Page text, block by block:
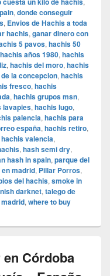
, donde conseguir
, Envios de Hachis a toda
hachis, ganar dinero con
5 pavos, hachis 50
hachis años 1980, hachis
, hachis del moro, hachis
la concepcion, hachis
fresco, hachis
, hachis grupos msn,
lavapies, hachis lugo,
palencia, hachis para
españa, hachis retiro,
hachis valencia,
, hash semi dry,
hash in spain, parque del
madrid, Pillar Porros,
del hachis, smoke in
darknet, talego de
, where to buy
en Córdoba